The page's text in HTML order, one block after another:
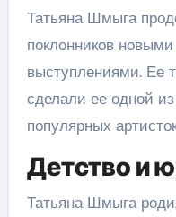
Татьяна Шмыга
поклонников
выступлениями. Ее
сделали ее одной
популярных
Детство и
Татьяна Шмыга